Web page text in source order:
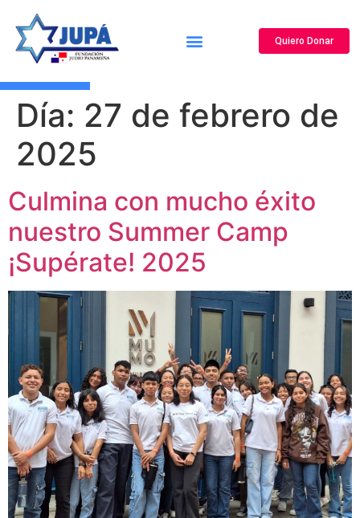
Quiero Donar
Día: 27 de febrero de
2025
Culmina con mucho éxito
nuestro Summer Camp
¡Supérate! 2025